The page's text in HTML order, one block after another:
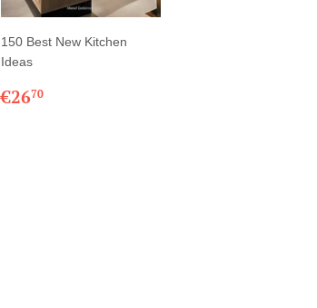
150 Best New Kitchen
Ideas
PRIX
€2670